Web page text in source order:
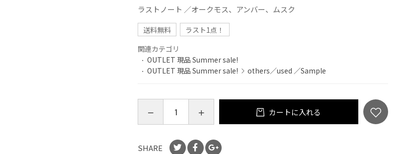
ラストノート ／オークモス、アンバー、ムスク
送料無料
ラスト1点！
関連カテゴリ
OUTLET 現品 Summer sale!
OUTLET 現品 Summer sale!
others／used ／Sample
カートに入れる
SHARE